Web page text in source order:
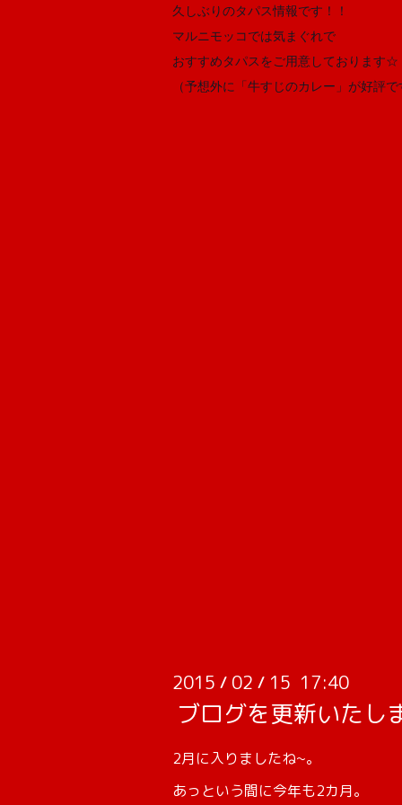
久しぶりのタパス情報です！！
マルニモッコでは気まぐれで
おすすめタパスをご用意しております☆
（予想外に「牛すじのカレー」が好評
2015 / 02 / 15 17:40
ブログを更新いたし
2月に入りましたね~。
あっという間に今年も2カ月。